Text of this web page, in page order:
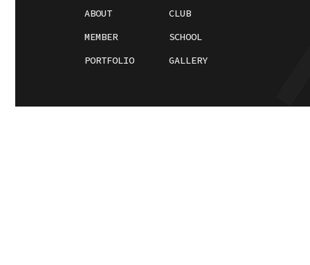
ABOUT
MEMBER
PORTFOLIO
CLUB
SCHOOL
GALLERY